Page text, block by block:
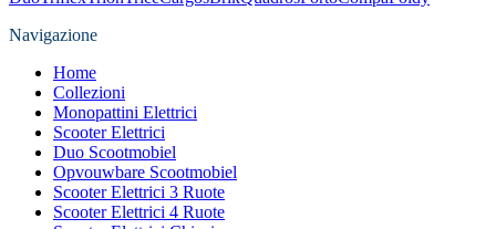
Navigazione
Home
Collezioni
Monopattini Elettrici
Scooter Elettrici
Duo Scootmobiel
Opvouwbare Scootmobiel
Scooter Elettrici 3 Ruote
Scooter Elettrici 4 Ruote